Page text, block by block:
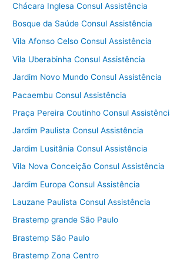
Chácara Inglesa Consul Assistência
Bosque da Saúde Consul Assistência
Vila Afonso Celso Consul Assistência
Vila Uberabinha Consul Assistência
Jardim Novo Mundo Consul Assistência
Pacaembu Consul Assistência
Praça Pereira Coutinho Consul
Jardim Paulista Consul Assistência
Jardim Lusitânia Consul Assistência
Vila Nova Conceição Consul Assistência
Jardim Europa Consul Assistência
Lauzane Paulista Consul Assistência
Brastemp grande São Paulo
Brastemp São Paulo
Brastemp Zona Centro